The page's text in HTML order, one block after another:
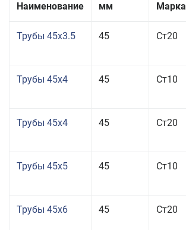
Наименование
мм
Марка
Трубы 45x3.5 45 Ст20
Трубы 45x4 45 Ст10
Трубы 45x4 45 Ст20
Трубы 45x5 45 Ст10
Трубы 45x6 45 Ст20